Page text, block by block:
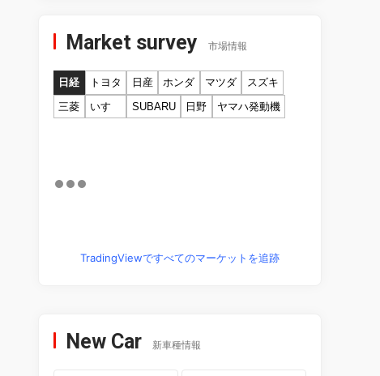
Market survey 市場情報
日経 トヨタ 日産 ホンダ マツダ
スズキ
三菱
いすゞ SUBARU 日野 ヤマハ発動機
TradingViewですべてのマーケットを追跡
New Car 新車種情報